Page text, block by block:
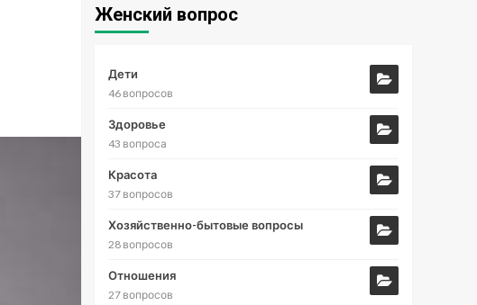
Женский вопрос
Дети
46 вопросов
Здоровье
43 вопроса
Красота
37 вопросов
Хозяйственно-бытовые вопросы
28 вопросов
Отношения
27 вопросов